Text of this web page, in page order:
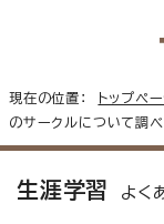
現在の位置： トップペ
のサークルについて調
生涯学習 よく